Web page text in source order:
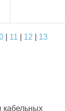
| 11 12 13
кабельных